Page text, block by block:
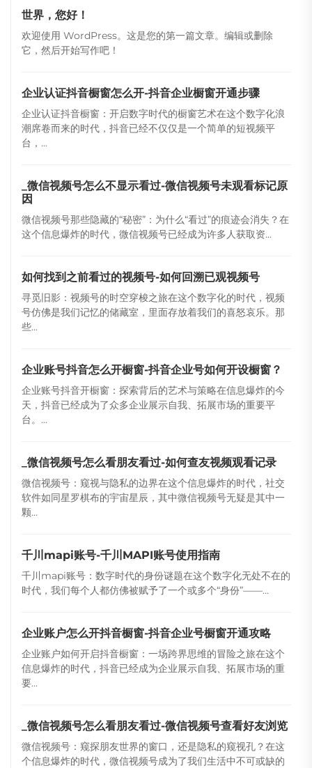
世界，您好！
欢迎使用 WordPress。这是您的第一篇文章。编辑或删除
它，然后开始写作吧！
企业认证抖音橱窗怎么开-抖音企业橱窗开通步骤
企业认证抖音橱窗：开启数字时代的橱窗艺术在这个数字化浪
潮席卷而来的时代，抖音已经不仅仅是一个简单的短视频平
台，...
_微信视频号怎么不显示看过-微信视频号未观看标记原
因
微信视频号那些隐藏的“秘密”：为什么“看过”的痕迹会消失？在
这个信息爆炸的时代，微信视频号已经成为许多人获取资...
如何找到之前看过的视频号-如何回溯已观视频号
寻觅旧影：视频号的时空穿梭之旅在这个数字化的时代，视频
号仿佛是我们记忆的储藏室，里面存放着我们的喜怒哀乐。那
些...
企业账号抖音怎么开橱窗-抖音企业号如何开设橱窗？
企业账号抖音开橱窗：探索背后的艺术与策略在信息爆炸的今
天，抖音已经成为了众多企业展示自我、拓展市场的重要平
台。...
_微信视频号怎么看朋友看过-如何查友视频观看记录
微信视频号：窥视与隐私的边界在这个信息爆炸的时代，社交
软件如同星罗棋布的宇宙星辰，其中微信视频号无疑是其中一
颗...
千川mapi账号-千川MAPI账号使用指南
千川mapi账号：数字时代的身份谜题在这个数字化无处不在的
时代，我们每个人都仿佛被赋予了一个或多个“身份”——...
企业账户怎么开抖音橱窗-抖音企业号橱窗开通攻略
企业账户如何开启抖音橱窗：一场跨界思维的冒险之旅在这个
信息爆炸的时代，抖音已经成为企业展示自我、拓展市场的重
要...
_微信视频号怎么看朋友看过-微信视频号查看好友浏览
微信视频号：窥探朋友世界的窗口，还是隐私的窥视孔？在这
个信息爆炸的时代，微信视频号成为了我们生活中不可或缺的